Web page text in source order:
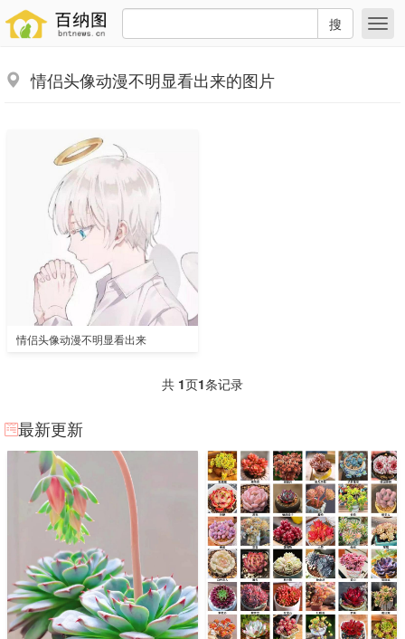
搜
情侣头像动漫不明显看出来的图片
情侣头像动漫不明显看出来
共 1页1条记录
最新更新